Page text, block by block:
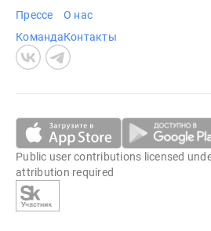
Прессе
Команда
О нас
Контакты
Public user contributions licensed
attribution required